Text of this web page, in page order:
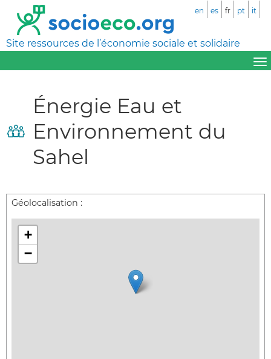
Site ressources de l’économie sociale et solidaire
en es fr pt it
Énergie Eau et
Environnement du
Sahel
Géolocalisation :
+
−